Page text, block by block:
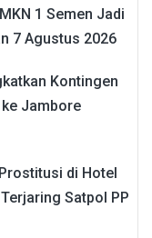
1 Semen Jadi
7 Agustus 2026
Kontingen
Jambore
di Hotel
Satpol PP